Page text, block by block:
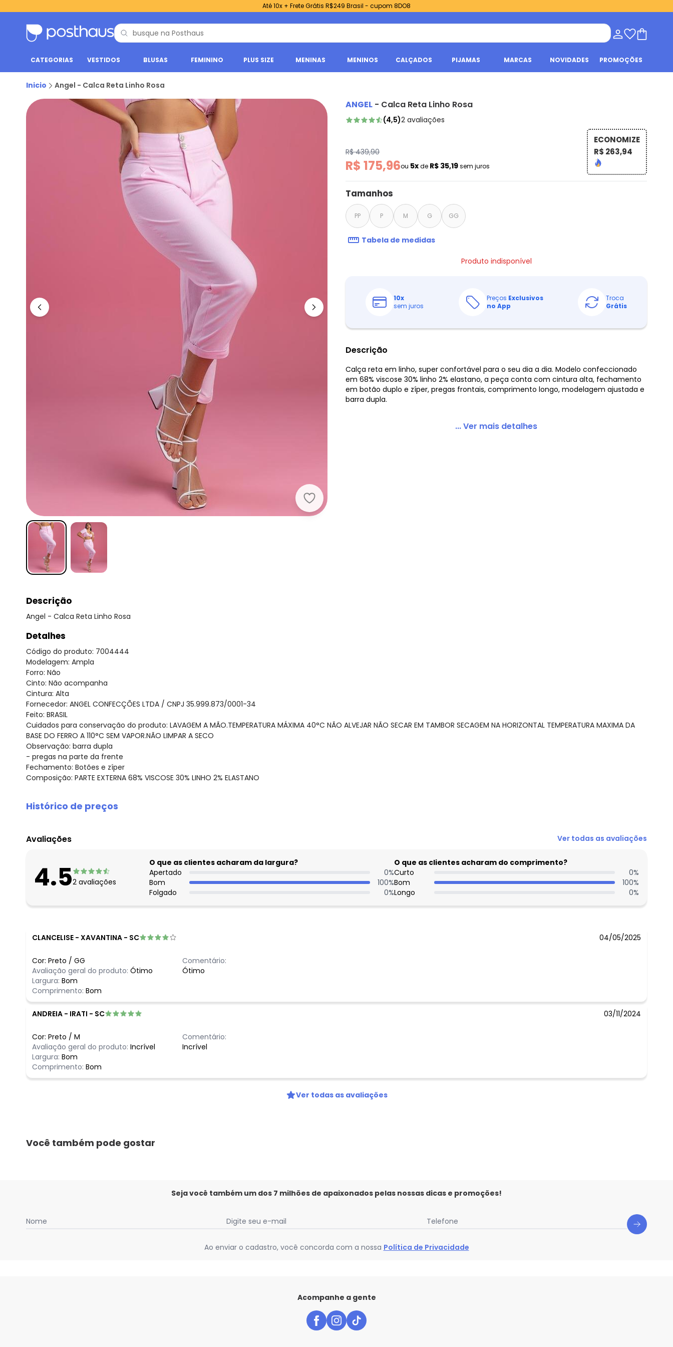
Até 10x + Frete Grátis R$249 Brasil - cupom 8DO8
CATEGORIAS VESTIDOS BLUSAS FEMININO PLUS SIZE MENINAS MENINOS CALÇADOS PIJAMAS MARCAS NOVIDADES PROMOÇÕES
Inicio Angel - Calca Reta Linho Rosa
Angel - Calca Reta Linho Rosa
ANGEL - Calca Reta Linho Rosa
(4,5)2 avaliações
R$ 439,90
R$ 175,96ou 5xde R$ 35,19sem juros
ECONOMIZE
R$ 263,94
Tamanhos
PP P M G GG
Tabela de medidas
Produto indisponível
10x
sem juros
Preços Exclusivos
no App
Troca
Grátis
Descrição
Calça reta em linho, super confortável para o seu dia a dia. Modelo confeccionado
em 68% viscose 30% linho 2% elastano, a peça conta com cintura alta, fechamento
em botão duplo e zíper, pregas frontais, comprimento longo, modelagem ajustada e
barra dupla.
... Ver mais detalhes
Descrição
Angel - Calca Reta Linho Rosa
Detalhes
Código do produto: 7004444
Modelagem: Ampla
Forro: Não
Cinto: Não acompanha
Cintura: Alta
Fornecedor: ANGEL CONFECÇÕES LTDA / CNPJ 35.999.873/0001-34
Feito: BRASIL
Cuidados para conservação do produto: LAVAGEM A MÃO.TEMPERATURA MÁXIMA 40°C NÃO ALVEJAR NÃO SECAR EM TAMBOR SECAGEM NA HORIZONTAL TEMPERATURA MAXIMA DA
BASE DO FERRO A 110°C SEM VAPOR.NÃO LIMPAR A SECO
Observação: barra dupla
- pregas na parte da frente
Fechamento: Botões e zíper
Composição: PARTE EXTERNA 68% VISCOSE 30% LINHO 2% ELASTANO
Histórico de preços
agosto/2026
N/D*
maio/2026 N/D*
abril/2026 N/D*
N/D*
fevereiro/2026 N/D*
Avaliações Ver todas as avaliações
4.52 avaliações
O que as clientes acharam da largura?
Apertado
0%
Bom
100%
Folgado
0%
O que as clientes acharam do comprimento?
Curto
0%
Bom
100%
Longo
0%
CLANCELISE - XAVANTINA - SC 04/05/2025
Cor: Preto / GG
Avaliação geral do produto: Ótimo
Largura: Bom
Comprimento: Bom
Comentário:
Ótimo
ANDREIA - IRATI - SC 03/11/2024
Cor: Preto / M
Avaliação geral do produto: Incrível
Largura: Bom
Comprimento: Bom
Comentário:
Incrível
Ver todas as avaliações
Você também pode gostar
Seja você também um dos 7 milhões de apaixonados pelas nossas dicas e promoções!
Nome Digite seu e-mail Telefone
Ao enviar o cadastro, você concorda com a nossa Política de Privacidade
Acompanhe a gente
Ao enviar o cadastro, você concorda com a nossa
Privacidade